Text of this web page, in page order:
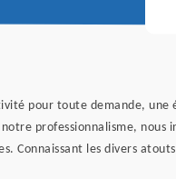
pour toute demande, une
professionnalisme, nous
les divers